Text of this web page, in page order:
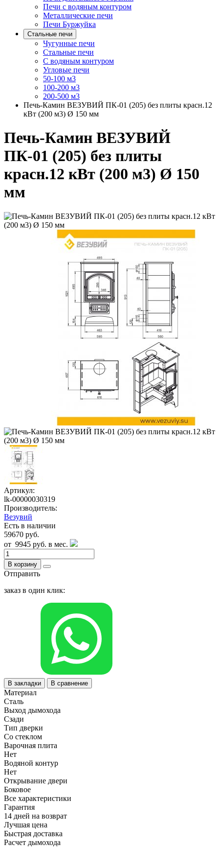
Печи с водяным контуром
Металлические печи
Печи Буржуйка
Стальные печи
Чугунные печи
Стальные печи
С водяным контуром
Угловые печи
50-100 м3
100-200 м3
200-500 м3
Печь-Камин ВЕЗУВИЙ ПК-01 (205) без плиты красн.12
кВт (200 м3) Ø 150 мм
Печь-Камин ВЕЗУВИЙ
ПК-01 (205) без плиты
красн.12 кВт (200 м3) Ø 150
мм
Артикул:
lk-00000030319
Производитель:
Везувий
Есть в наличии
59670 руб.
от 9945 руб. в мес.
В корзину
Отправить
заказ в один клик:
В закладки В сравнение
Материал
Сталь
Выход дымохода
Сзади
Тип дверки
Со стеклом
Варочная плита
Нет
Водяной контур
Нет
Открывание двери
Боковое
Все характеристики
Гарантия
14 дней на возврат
Лучшая цена
Быстрая доставка
Расчет дымохода